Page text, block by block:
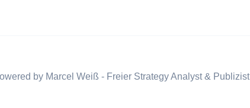
by Marcel Weiß - Freier Strategy Analyst & Publizist